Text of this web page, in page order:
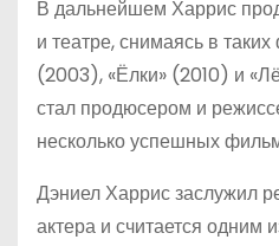
В дальнейшем Харрис
и театре, снимаясь в
(2003), «Ёлки» (2010) и
стал продюсером и
несколько успешных
Дэниел Харрис заслужил
актера и считается одним